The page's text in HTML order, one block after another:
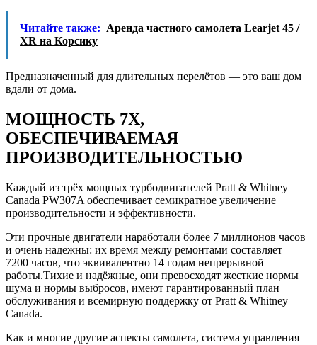
Читайте также: Аренда частного самолета Learjet 45 /
XR на Корсику
Предназначенный для длительных перелётов — это ваш дом
вдали от дома.
МОЩНОСТЬ 7X,
ОБЕСПЕЧИВАЕМАЯ
ПРОИЗВОДИТЕЛЬНОСТЬЮ
Каждый из трёх мощных турбодвигателей Pratt & Whitney
Canada PW307A обеспечивает семикратное увеличение
производительности и эффективности.
Эти прочные двигатели наработали более 7 миллионов часов
и очень надежны: их время между ремонтами составляет
7200 часов, что эквивалентно 14 годам непрерывной
работы.Тихие и надёжные, они превосходят жесткие нормы
шума и нормы выбросов, имеют гарантированный план
обслуживания и всемирную поддержку от Pratt & Whitney
Canada.
Как и многие другие аспекты самолета, система управления